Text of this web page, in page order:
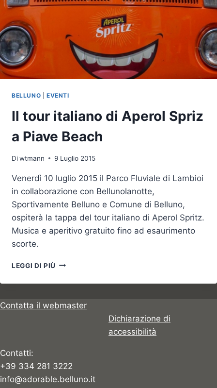
BELLUNO EVENTI
Il tour italiano di Aperol Spriz
a Piave Beach
Diwtmann 9 Luglio 2015
Venerdì 10 luglio 2015 il Parco Fluviale di Lambioi
in collaborazione con Bellunolanotte,
Sportivamente Belluno e Comune di Belluno,
ospiterà la tappa del tour italiano di Aperol Spritz.
Musica e aperitivo gratuito fino ad esaurimento
scorte.
LEGGI DI PIÙ IL
ITALIANO
APEROL
Contatta il webmaster
Dichiarazione di
accessibilità
Contatti:
+39 334 281 3222
info@adorable.belluno.it